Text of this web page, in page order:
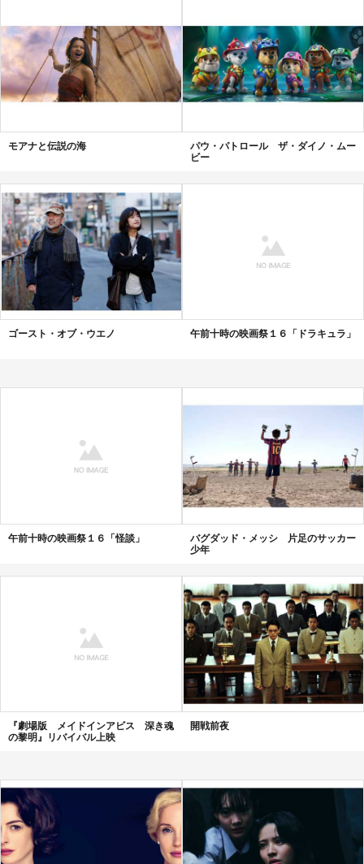
モアナと伝説の海
パウ・パトロール ザ・ダイノ・ムー
ビー
ゴースト・オブ・ウエノ 午前十時の映画祭１６「ドラキュラ」
午前十時の映画祭１６「怪談」
バグダッド・メッシ 片足のサッカー
少年
『劇場版 メイドインアビス 深き魂
の黎明』リバイバル上映
開戦前夜